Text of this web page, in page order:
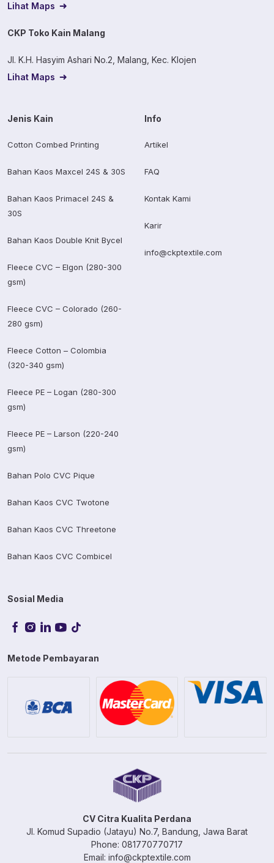
Lihat Maps
CKP Toko Kain Malang
Jl. K.H. Hasyim Ashari No.2, Malang, Kec. Klojen
Lihat Maps
Jenis Kain
Cotton Combed Printing
Bahan Kaos Maxcel 24S & 30S
Bahan Kaos Primacel 24S &
30S
Bahan Kaos Double Knit Bycel
Fleece CVC – Elgon (280-300
gsm)
Fleece CVC – Colorado (260-
280 gsm)
Fleece Cotton – Colombia
(320-340 gsm)
Fleece PE – Logan (280-300
gsm)
Fleece PE – Larson (220-240
gsm)
Bahan Polo CVC Pique
Bahan Kaos CVC Twotone
Bahan Kaos CVC Threetone
Bahan Kaos CVC Combicel
Info
Artikel
FAQ
Kontak Kami
Karir
info@ckptextile.com
Sosial Media
Metode Pembayaran
CV Citra Kualita Perdana
Jl. Komud Supadio (Jatayu) No.7, Bandung, Jawa Barat
Phone: 081770770717
Email: info@ckptextile.com